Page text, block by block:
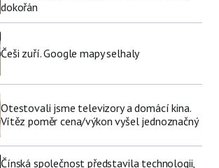
dokořán
Češi zuří. Google mapy selhaly
Otestovali jsme televizory a domácí kina.
Vítěz poměr cena/výkon vyšel jednoznačný
Čínská společnost představila technologii,